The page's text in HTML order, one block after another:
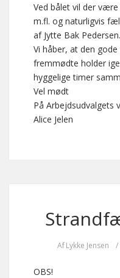
Ved bålet vil der
m.fl. og naturligvis
af Jytte Bak Pedersen.
Vi håber, at den
fremmødte holder
hyggelige timer
Vel mødt
På Arbejdsudvalgets
Alice Jelen
Af Lykke Jensen /
OBS!